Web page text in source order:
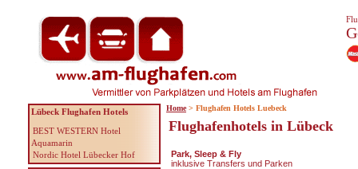
Flughafenhotels in Lübeck
Park, Sleep & Fly
inklusive Transfers und Parken
Lübeck Flughafen Hotels
BEST WESTERN Hotel
Aquamarin
Nordic Hotel Lübecker Hof
Home > Flughafen Hotels Luebeck